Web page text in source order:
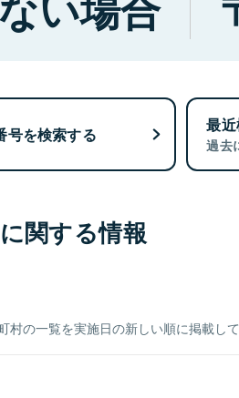
号を検索する 最
過去
関する情報
村の一覧を実施日の新しい順に掲載して